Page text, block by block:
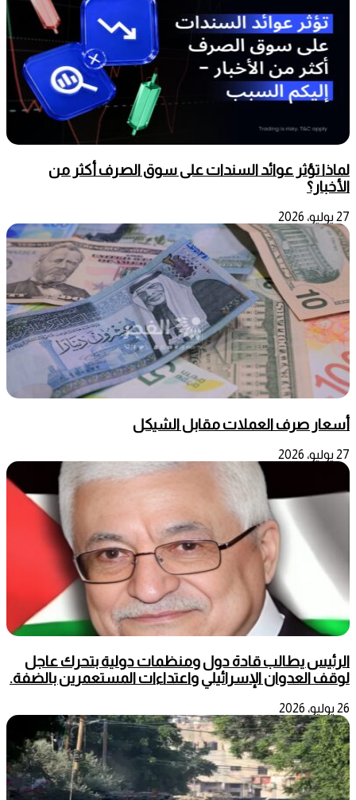
لماذا تؤثر عوائد السندات على سوق الصرف أكثر من
الأخبار؟
27 يوليو، 2026
أسعار صرف العملات مقابل الشيكل
27 يوليو، 2026
الرئيس يطالب قادة دول ومنظمات دولية بتحرك عاجل
لوقف العدوان الإسرائيلي واعتداءات المستعمرين بالضفة.
26 يوليو، 2026